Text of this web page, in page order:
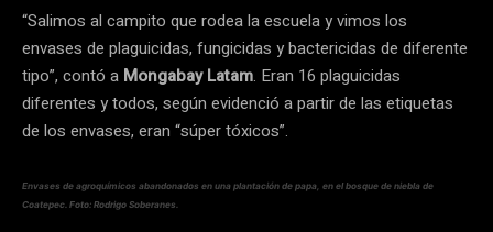
“Salimos al campito que rodea la escuela y vimos los
envases de plaguicidas, fungicidas y bactericidas de diferente
tipo”, contó a Mongabay Latam. Eran 16 plaguicidas
diferentes y todos, según evidenció a partir de las etiquetas
de los envases, eran “súper tóxicos”.
Envases de agroquímicos abandonados en una plantación de papa, en el bosque de niebla de
Coatepec. Foto: Rodrigo Soberanes.